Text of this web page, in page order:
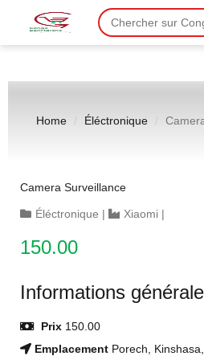
Home Éléctronique
Camera Surveillance
Éléctronique | Xiaomi |
150.00
Informations
Prix 150.00
Emplacement Porech,